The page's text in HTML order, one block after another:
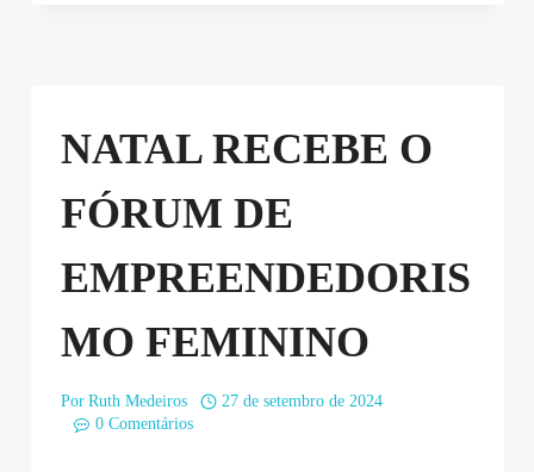
NATAL RECEBE O
FÓRUM DE
EMPREENDEDORIS
MO FEMININO
Por Ruth Medeiros
27 de setembro de 2024
0 Comentários